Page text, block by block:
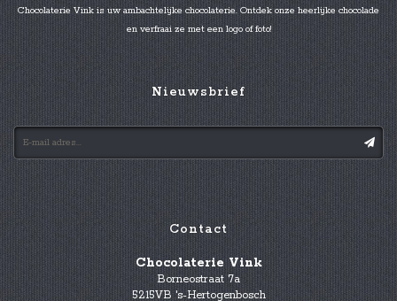
Chocolaterie Vink is uw ambachtelijke chocolaterie. Ontdek onze heerlijke chocolade
en verfraai ze met een logo of foto!
Nieuwsbrief
Contact
Chocolaterie Vink
Borneostraat 7a
5215VB 's-Hertogenbosch